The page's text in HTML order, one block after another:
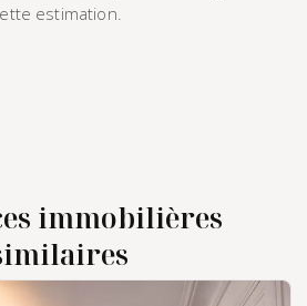
estimation.
immobilières